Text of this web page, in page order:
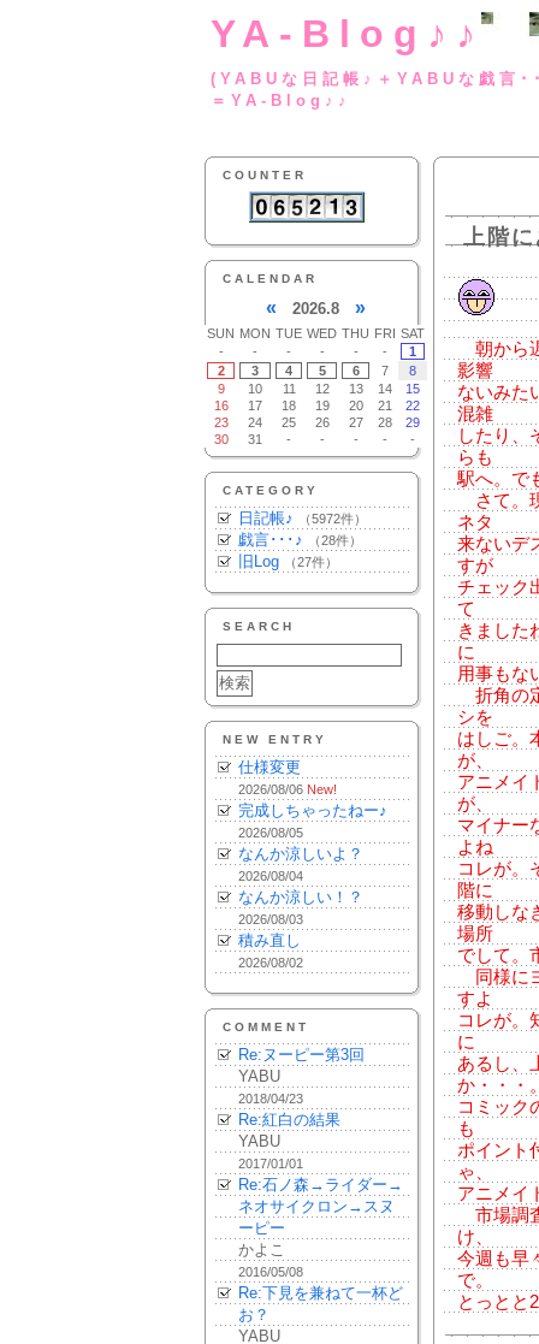
YA-Blog♪♪
(YABUな日記帳♪
＝YA-Blog♪♪
COUNTER
CALENDAR
« 2026.8 »
SUN MON TUE WED THU FRI SAT
-
- - - - -
1
2
3 4 5 6 7
8
9
10 11 12 13 14
15
16
17 18 19 20 21
22
23
24 25 26 27 28
29
30
31 - - - - -
CATEGORY
日記帳♪ （5972件）
戯言･･･♪ （28件）
旧Log （27件）
SEARCH
NEW ENTRY
仕様変更
2026/08/06 New!
完成しちゃったねー♪
2026/08/05
なんか涼しいよ？
2026/08/04
なんか涼しい！？
2026/08/03
積み直し
2026/08/02
COMMENT
Re:ヌーピー第3回
YABU
2018/04/23
Re:紅白の結果
YABU
2017/01/01
Re:石ノ森→ライダー→
ネオサイクロン→スヌ
ーピー
かよこ
2016/05/08
Re:下見を兼ねて一杯ど
お？
YABU
上階
朝から
影響
ないみた
混雑
したり、
らも
駅へ。で
さて。
ネタ
来ないデ
すが
チェック
て
きました
に
用事もな
折角の
シを
はしご。
が、
アニメイ
が、
マイナー
よね
コレが。
階に
移動しな
場所
でして。
同様に
すよ
コレが。
に
あるし、
か・・・
コミック
も
ポイント
ゃ、
アニメイ
市場調
け、
今週も早
で。
とっとと